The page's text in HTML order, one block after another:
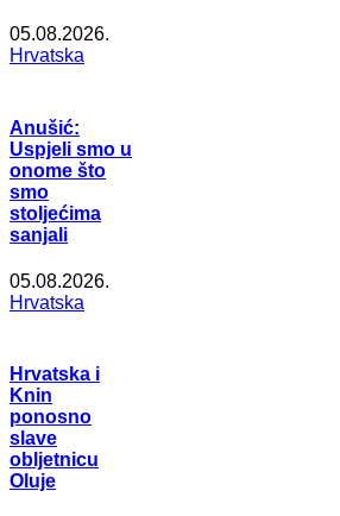
05.08.2026.
Hrvatska
Anušić:
Uspjeli smo u
onome što
smo
stoljećima
sanjali
05.08.2026.
Hrvatska
Hrvatska i
Knin
ponosno
slave
obljetnicu
Oluje